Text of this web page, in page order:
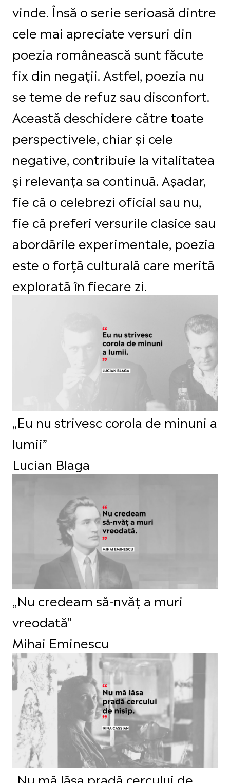
vinde. Însă o serie serioasă dintre
cele mai apreciate versuri din
poezia românească sunt făcute
fix din negații. Astfel, poezia nu
se teme de refuz sau disconfort.
Această deschidere către toate
perspectivele, chiar și cele
negative, contribuie la vitalitatea
și relevanța sa continuă. Așadar,
fie că o celebrezi oficial sau nu,
fie că preferi versurile clasice sau
abordările experimentale, poezia
este o forță culturală care merită
explorată în fiecare zi.
„Eu nu strivesc corola de minuni a
lumii”
Lucian Blaga
„Nu credeam să-nvăț a muri
vreodată”
Mihai Eminescu
„Nu mă lăsa pradă cercului de